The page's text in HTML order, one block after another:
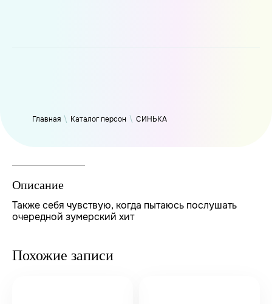
Главная \ Каталог персон \ СИНЬКА
Описание
Также себя чувствую, когда пытаюсь послушать
очередной зумерский хит
Похожие записи